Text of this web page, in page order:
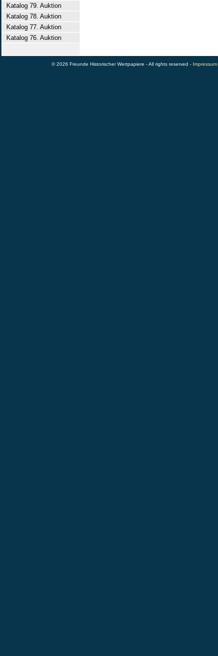
Katalog 79. Auktion
Katalog 78. Auktion
Katalog 77. Auktion
Katalog 76. Auktion
© 2026 Freunde Historischer Wertpapiere - All rights reserved - Impressum